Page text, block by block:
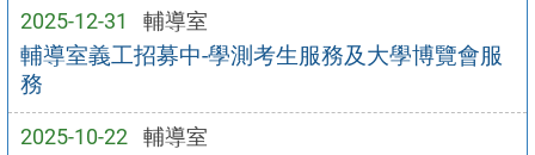
2025-12-31 輔導室
輔導室義工招募中-學測考生服務及大學博覽會服
務
2025-10-22 輔導室